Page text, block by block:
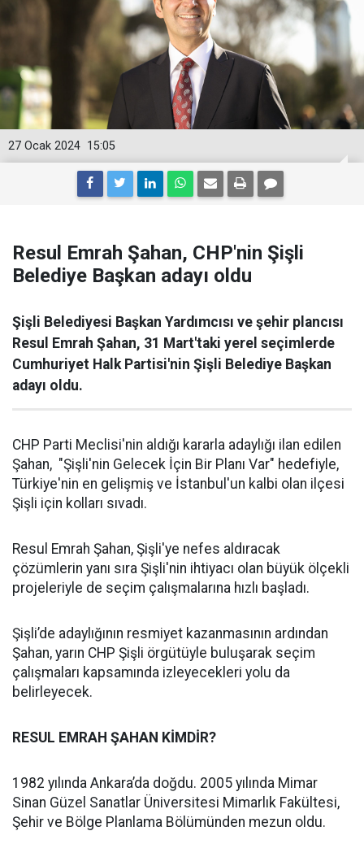
15:05
27 Ocak 2024
Resul Emrah Şahan, CHP'nin Şişli
Belediye Başkan adayı oldu
Şişli Belediyesi Başkan Yardımcısı ve şehir plancısı
Resul Emrah Şahan, 31 Mart'taki yerel seçimlerde
Cumhuriyet Halk Partisi'nin Şişli Belediye Başkan
adayı oldu.
CHP Parti Meclisi'nin aldığı kararla adaylığı ilan edilen
Şahan, "Şişli'nin Gelecek İçin Bir Planı Var" hedefiyle,
Türkiye'nin en gelişmiş ve İstanbul'un kalbi olan ilçesi
Şişli için kolları sıvadı.
Resul Emrah Şahan, Şişli'ye nefes aldıracak
çözümlerin yanı sıra Şişli'nin ihtiyacı olan büyük ölçekli
projeleriyle de seçim çalışmalarına hızlı başladı.
Şişli’de adaylığının resmiyet kazanmasının ardından
Şahan, yarın CHP Şişli örgütüyle buluşarak seçim
çalışmaları kapsamında izleyecekleri yolu da
belirleyecek.
RESUL EMRAH ŞAHAN KİMDİR?
1982 yılında Ankara’da doğdu. 2005 yılında Mimar
Sinan Güzel Sanatlar Üniversitesi Mimarlık Fakültesi,
Şehir ve Bölge Planlama Bölümünden mezun oldu.